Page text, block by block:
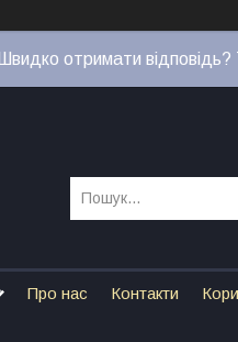
Швидко отримати
Про нас Контакти